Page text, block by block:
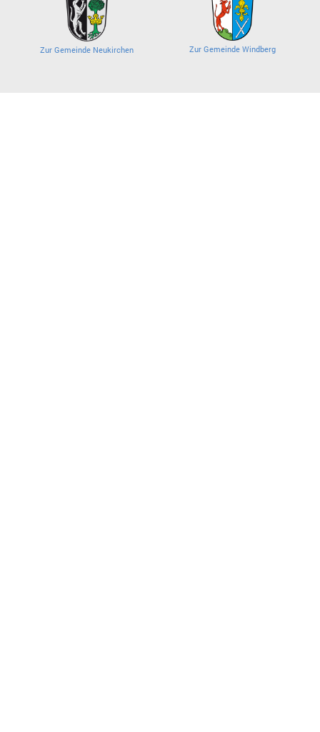
Zur Gemeinde Neukirchen Zur Gemeinde Windberg